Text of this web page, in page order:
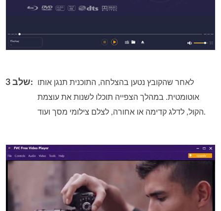
שלב 3:
לאחר שהקובץ נטען בהצלחה, התוכנית תנגן אותו
אוטומטית. במהלך הצפייה תוכלו לשנות את עוצמת
הקול, לדלג קדימה או אחורה, לצלם צילומי מסך ועוד.